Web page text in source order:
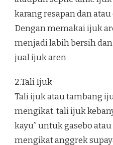
karang resapan dan
Dengan memakai ijuk
menjadi labih bersih
jual ijuk aren
2.Tali Ijuk
Tali ijuk atau tambang
mengikat. tali ijuk
kayu” untuk gasebo
mengikat anggrek